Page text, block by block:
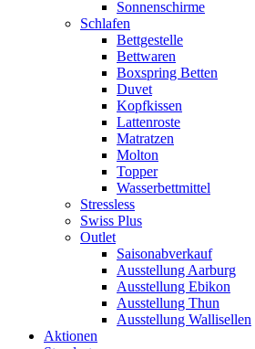
Sonnenschirme
Schlafen
Bettgestelle
Bettwaren
Boxspring Betten
Duvet
Kopfkissen
Lattenroste
Matratzen
Molton
Topper
Wasserbettmittel
Stressless
Swiss Plus
Outlet
Saisonabverkauf
Ausstellung Aarburg
Ausstellung Ebikon
Ausstellung Thun
Ausstellung Wallisellen
Aktionen